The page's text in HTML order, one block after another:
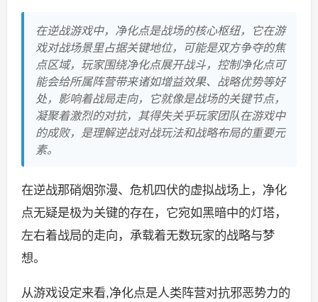
在逆战游戏中，净化点是战场的核心枢纽，它在游
戏对战场景里占据关键地位，可能是双方争夺的焦
点区域，玩家围绕净化点展开战斗，控制净化点可
能会给所属阵营带来诸如增益效果、战略优势等好
处，影响着战局走向，它就像是战场的关键节点，
凝聚着激烈的对抗，其得失关乎玩家团队在游戏中
的成败，是理解逆战对战玩法和战略布局的重要元
素。
在逆战那硝烟弥漫、危机四伏的虚拟战场上，净化
点无疑是极为关键的存在，它宛如黑暗中的灯塔，
左右着战局的走向，承载着无数玩家的战略与梦
想。
从游戏设定来看,净化点是人类阵营对抗邪恶势力的